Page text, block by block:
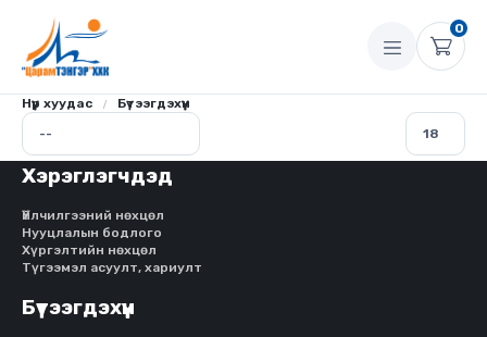
0
Нүүр хуудас Бүтээгдэхүүн
Хэрэглэгчдэд
Үйлчилгээний нөхцөл
Нууцлалын бодлого
Хүргэлтийн нөхцөл
Түгээмэл асуулт, хариулт
Бүтээгдэхүүн